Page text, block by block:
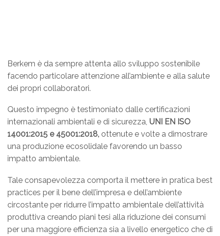
Berkem è da sempre attenta allo sviluppo sostenibile
facendo particolare attenzione all’ambiente e alla salute
dei propri collaboratori.
Questo impegno è testimoniato dalle certificazioni
internazionali ambientali e di sicurezza, UNI EN ISO
14001:2015 e 45001:2018, ottenute e volte a dimostrare
una produzione ecosolidale favorendo un basso
impatto ambientale.
Tale consapevolezza comporta il mettere in pratica best
practices per il bene dell’impresa e dell’ambiente
circostante per ridurre l’impatto ambientale dell’attività
produttiva creando piani tesi alla riduzione dei consumi
per una maggiore efficienza sia a livello energetico che di